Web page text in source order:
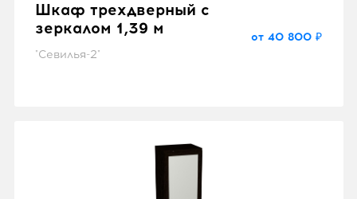
Шкаф трехдверный с
зеркалом 1,39 м
"Севилья-2"
от 40 800 ₽